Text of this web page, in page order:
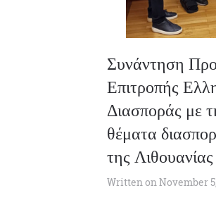
Συνάντηση
Επιτροπής
Διασποράς με
θέματα
της Λιθουανίας
Written onNovember 5,